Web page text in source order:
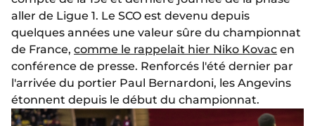
aller de Ligue 1. Le SCO est devenu depuis
quelques années une valeur sûre du championnat
de France, comme le rappelait hier Niko Kovac en
conférence de presse. Renforcés l'été dernier par
l'arrivée du portier Paul Bernardoni, les Angevins
étonnent depuis le début du championnat.